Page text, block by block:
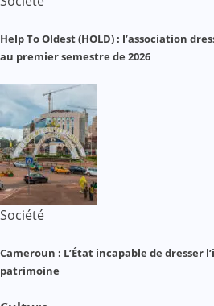
Help To Oldest (HOLD) : l’association
au premier semestre de 2026
Société
Cameroun : L’État incapable de dresser
patrimoine